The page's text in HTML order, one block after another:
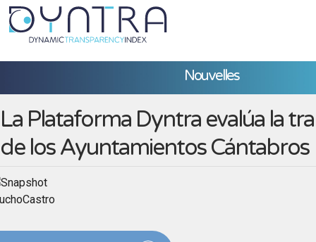
Nouvelles
La Plataforma Dyntra evalúa la
de los Ayuntamientos Cántabros